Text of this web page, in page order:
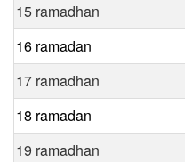
15 ramadhan
16 ramadan
17 ramadhan
18 ramadan
19 ramadhan